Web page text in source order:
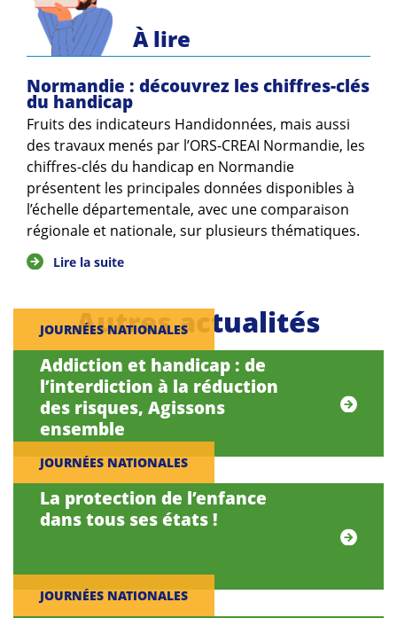
Actualités
ARSENE À lire
Normandie : découvrez les chiffres-clés
du handicap
Fruits des indicateurs Handidonnées, mais aussi
des travaux menés par l’ORS-CREAI Normandie, les
chiffres-clés du handicap en Normandie
présentent les principales données disponibles à
l’échelle départementale, avec une comparaison
régionale et nationale, sur plusieurs thématiques.
Lire la suite
Autres actualités
JOURNÉES NATIONALES
Addiction et handicap : de
l’interdiction à la réduction
des risques, Agissons
ensemble
JOURNÉES NATIONALES
La protection de l’enfance
dans tous ses états !
JOURNÉES NATIONALES